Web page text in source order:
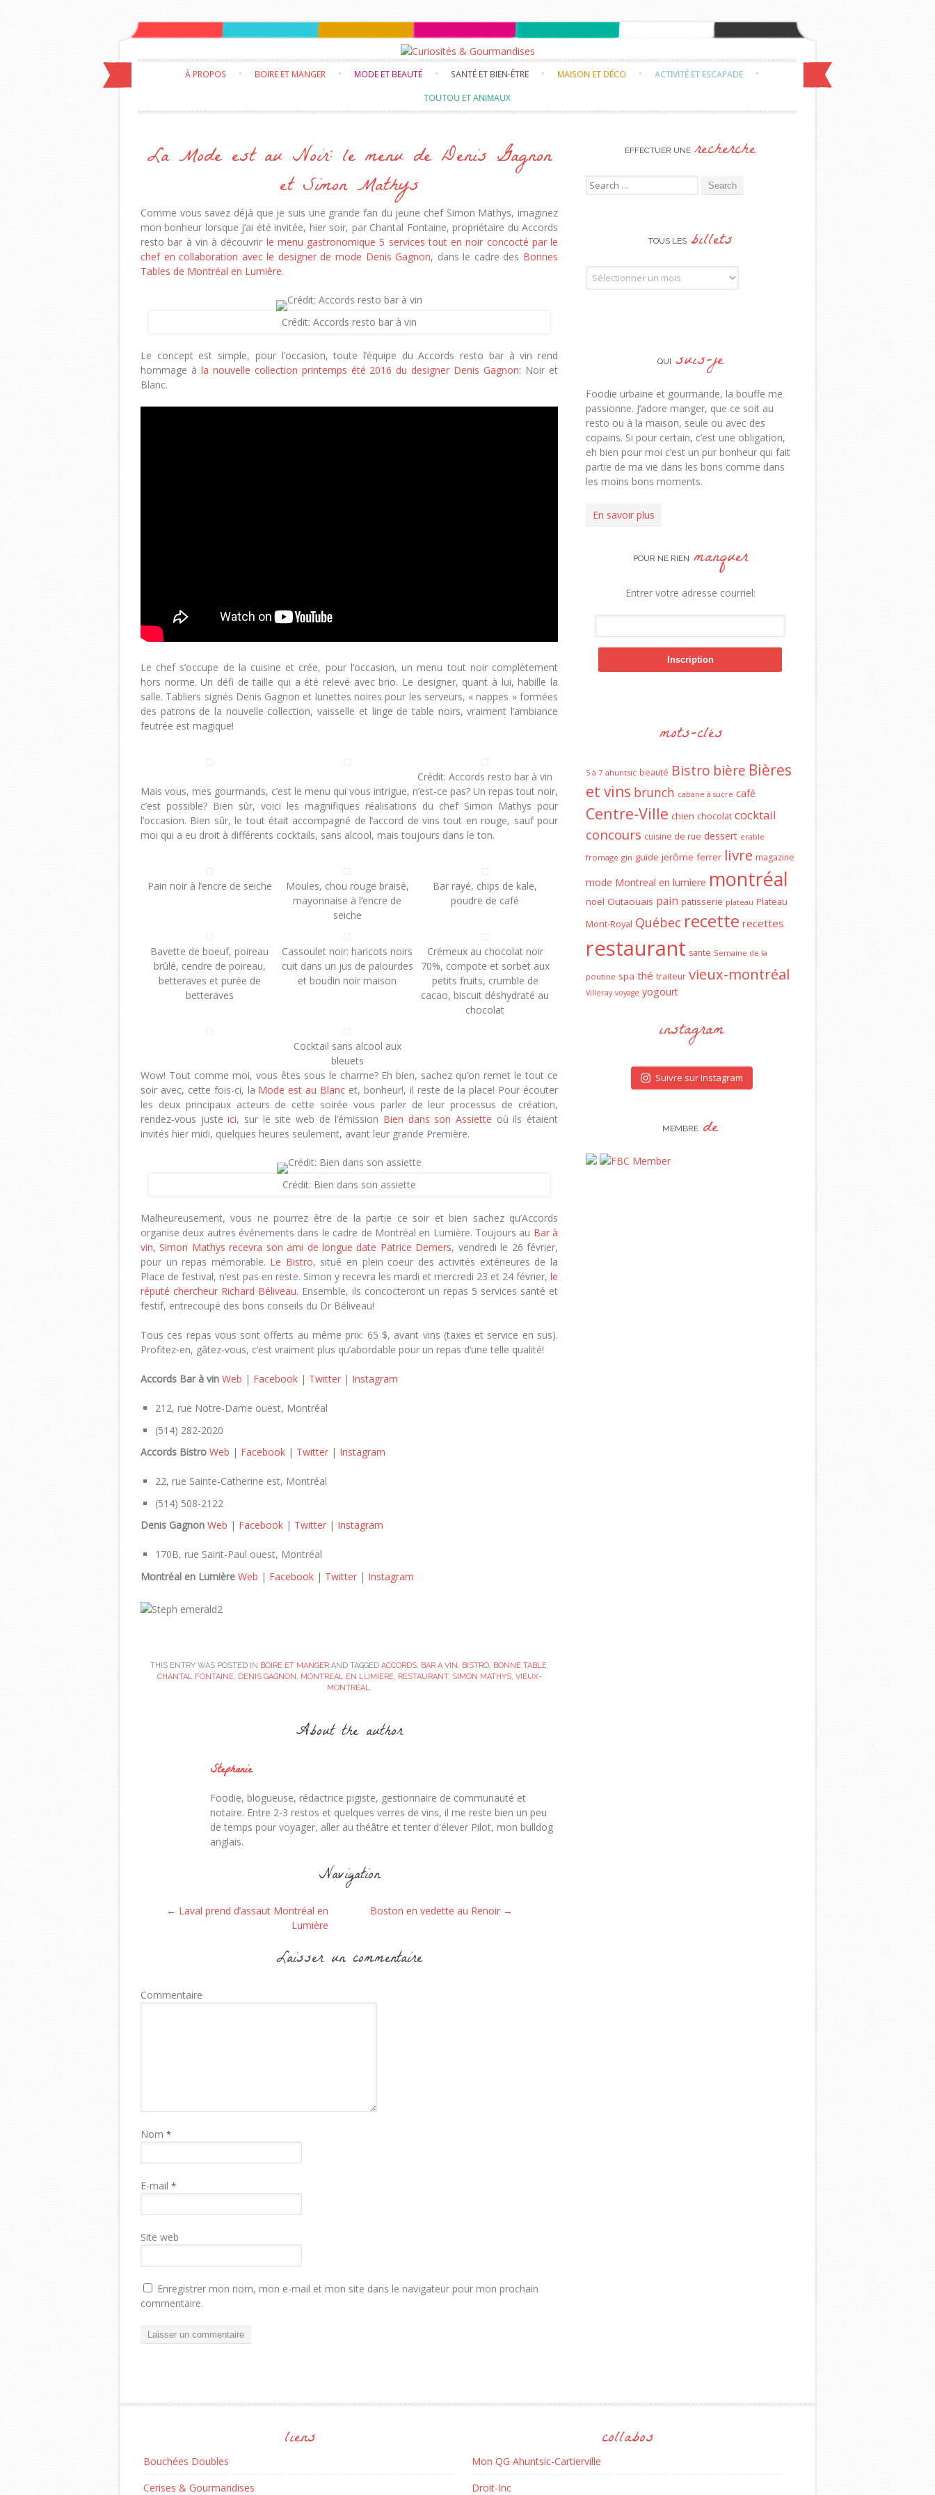
Skip to content
À PROPOS BOIRE ET MANGER MODE ET BEAUTÉ SANTÉ ET BIEN-ÊTRE MAISON ET DÉCO
ACTIVITÉ ET ESCAPADE
TOUTOU ET ANIMAUX
La Mode est au Noir: le menu de Denis Gagnon
et Simon Mathys
Comme vous savez déjà que je suis une grande fan du jeune chef Simon Mathys, imaginez
mon bonheur lorsque j’ai été invitée, hier soir, par Chantal Fontaine, propriétaire du Accords
resto bar à vin à découvrir le menu gastronomique 5 services tout en noir concocté par le
chef en collaboration avec le designer de mode Denis Gagnon, dans le cadre des Bonnes
Tables de Montréal en Lumière.
Crédit: Accords resto bar à vin
Le concept est simple, pour l’occasion, toute l’équipe du Accords resto bar à vin rend
hommage à la nouvelle collection printemps été 2016 du designer Denis Gagnon: Noir et
Blanc.
Le chef s’occupe de la cuisine et crée, pour l’occasion, un menu tout noir complètement
hors norme. Un défi de taille qui a été relevé avec brio. Le designer, quant à lui, habille la
salle. Tabliers signés Denis Gagnon et lunettes noires pour les serveurs, « nappes » formées
des patrons de la nouvelle collection, vaisselle et linge de table noirs, vraiment l’ambiance
feutrée est magique!
Crédit: Accords resto bar à vin
Mais vous, mes gourmands, c’est le menu qui vous intrigue, n’est-ce pas? Un repas tout noir,
c’est possible? Bien sûr, voici les magnifiques réalisations du chef Simon Mathys pour
l’occasion. Bien sûr, le tout était accompagné de l’accord de vins tout en rouge, sauf pour
moi qui a eu droit à différents cocktails, sans alcool, mais toujours dans le ton.
Pain noir à l’encre de seiche
Moules, chou rouge braisé,
mayonnaise à l’encre de
seiche
Bar rayé, chips de kale,
poudre de café
Bavette de boeuf, poireau
brûlé, cendre de poireau,
betteraves et purée de
betteraves
Cassoulet noir: haricots noirs
cuit dans un jus de palourdes
et boudin noir maison
Crémeux au chocolat noir
70%, compote et sorbet aux
petits fruits, crumble de
cacao, biscuit déshydraté au
chocolat
Cocktail sans alcool aux
bleuets
Wow! Tout comme moi, vous êtes sous le charme? Eh bien, sachez qu’on remet le tout ce
soir avec, cette fois-ci, la Mode est au Blanc et, bonheur!, il reste de la place! Pour écouter
les deux principaux acteurs de cette soirée vous parler de leur processus de création,
rendez-vous justeici, sur le site web de l’émission Bien dans son Assiette où ils étaient
invités hier midi, quelques heures seulement, avant leur grande Première.
Crédit: Bien dans son assiette
Malheureusement, vous ne pourrez être de la partie ce soir et bien sachez qu’Accords
organise deux autres événements dans le cadre de Montréal en Lumière. Toujours au Bar à
vin,Simon Mathys recevra son ami de longue date Patrice Demers, vendredi le 26 février,
pour un repas mémorable. Le Bistro, situé en plein coeur des activités extérieures de la
Place de festival, n’est pas en reste. Simon y recevra les mardi et mercredi 23 et 24 février, le
réputé chercheur Richard Béliveau. Ensemble, ils concocteront un repas 5 services santé et
festif, entrecoupé des bons conseils du Dr Béliveau!
Tous ces repas vous sont offerts au même prix: 65 $, avant vins (taxes et service en sus).
Profitez-en, gâtez-vous, c’est vraiment plus qu’abordable pour un repas d’une telle qualité!
Accords Bar à vin Web | Facebook | Twitter | Instagram
212, rue Notre-Dame ouest, Montréal
(514) 282-2020
Accords Bistro Web | Facebook | Twitter | Instagram
22, rue Sainte-Catherine est, Montréal
(514) 508-2122
Denis Gagnon Web | Facebook | Twitter | Instagram
170B, rue Saint-Paul ouest, Montréal
Montréal en Lumière Web | Facebook | Twitter | Instagram
THIS ENTRY WAS POSTED IN BOIRE ET MANGERAND TAGGED ACCORDS, BAR A VIN, BISTRO, BONNE TABLE,
CHANTAL FONTAINE, DENIS GAGNON, MONTREAL EN LUMÌERE, RESTAURANT, SIMON MATHYS, VIEUX-
MONTRÉAL.
About the author
Stephanie
Foodie, blogueuse, rédactrice pigiste, gestionnaire de communauté et
notaire. Entre 2-3 restos et quelques verres de vins, il me reste bien un peu
de temps pour voyager, aller au théâtre et tenter d'élever Pilot, mon bulldog
anglais.
Navigation
← Laval prend d’assaut Montréal en
Lumière
Boston en vedette au Renoir →
Laisser un commentaire
Commentaire
Nom *
E-mail *
Site web
Enregistrer mon nom, mon e-mail et mon site dans le navigateur pour mon prochain
commentaire.
EFFECTUER UNE recherche
Search for:
TOUS LES billets
Tous les billets
QUI suis-je
Foodie urbaine et gourmande, la bouffe me
passionne. J’adore manger, que ce soit au
resto ou à la maison, seule ou avec des
copains. Si pour certain, c’est une obligation,
eh bien pour moi c’est un pur bonheur qui fait
partie de ma vie dans les bons comme dans
les moins bons moments.
En savoir plus
POUR NE RIEN manquer
Entrer votre adresse courriel:
mots-clés
5 à 7 ahuntsic beauté Bistro bière Bières
et vins brunch cabane à sucre café
Centre-Ville chien chocolat cocktail
concours cuisine de rue dessert erable
fromage gin guide jerôme ferrer livre magazine
mode Montreal en lumìere montréal
noel Outaouais pain patisserie plateau Plateau
Mont-Royal Québec recette recettes
restaurant sante Semaine de la
poutine spa thé traiteur vieux-montréal
Villeray voyage yogourt
instagram
Suivre sur Instagram
MEMBRE de
liens
Bouchées Doubles
Cerises & Gourmandises
collabos
Mon QG Ahuntsic-Cartierville
Droit-Inc